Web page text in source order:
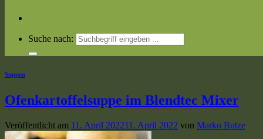
Suche nach:
Suppen
Ofenkartoffelsuppe im Blendtec Mixer
Veröffentlicht am 11. April 202211. April 2022 von Marko Butze